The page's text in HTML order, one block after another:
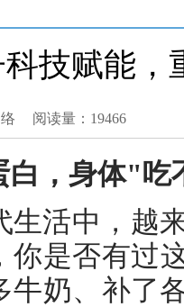
技赋能
阅读量：19466
白，身体"吃
生活中，越
你是否有
牛奶、补了